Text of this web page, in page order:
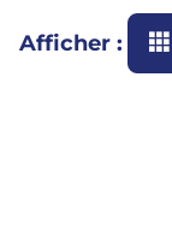
Afficher :